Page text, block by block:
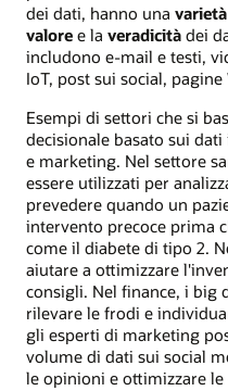
dei dati, hanno una varietà
valore e la veradicità dei
includono e-mail e testi,
IoT, post sui social,
Esempi di settori che si
decisionale basato sui
e marketing. Nel settore
essere utilizzati per
prevedere quando un
intervento precoce prima
come il diabete di tipo 2.
aiutare a ottimizzare
consigli. Nel finance, i big
rilevare le frodi e
gli esperti di marketing
volume di dati sui social
le opinioni e ottimizzare